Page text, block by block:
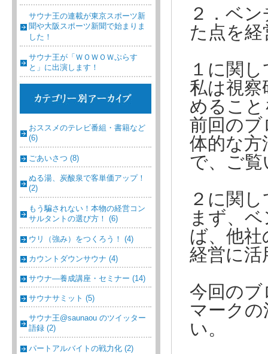
サウナ王の連載が東京スポーツ新
聞や大阪スポーツ新聞で始まりま
した！
サウナ王が「ＷＯＷＯＷぷらす
と」に出演します！
おススメのテレビ番組・書籍など
(6)
ごあいさつ (8)
ぬる湯、炭酸泉で客単価アップ！
(2)
もう騙されない！本物の経営コン
サルタントの選び方！ (6)
ウリ（強み）をつくろう！ (4)
カウントダウンサウナ (4)
サウナ―養成講座・セミナー (14)
サウナサミット (5)
サウナ王@saunaou のツイッター
語録 (2)
パートアルバイトの戦力化 (2)
２．ベ
た点を
１に関
私は視察
めるこ
前回のブ
体的な方
で、ご
２に関
まず、
ば、他
経営に活
今回の
マーク
い。